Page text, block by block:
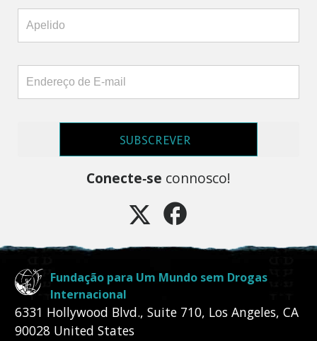
SUBSCREVER
Conecte‑se connosco!
Fundação para Um Mundo sem Drogas
Internacional
6331 Hollywood Blvd., Suite 710, Los Angeles, CA
90028 United States